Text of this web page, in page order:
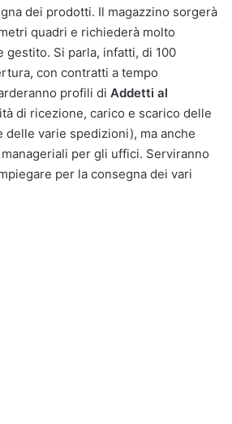
dei prodotti. Il magazzino sorgerà
quadri e richiederà molto
gestito. Si parla, infatti, di 100
con contratti a tempo
profili di Addetti al
di ricezione, carico e scarico delle
delle varie spedizioni), ma anche
per gli uffici. Serviranno
per la consegna dei vari